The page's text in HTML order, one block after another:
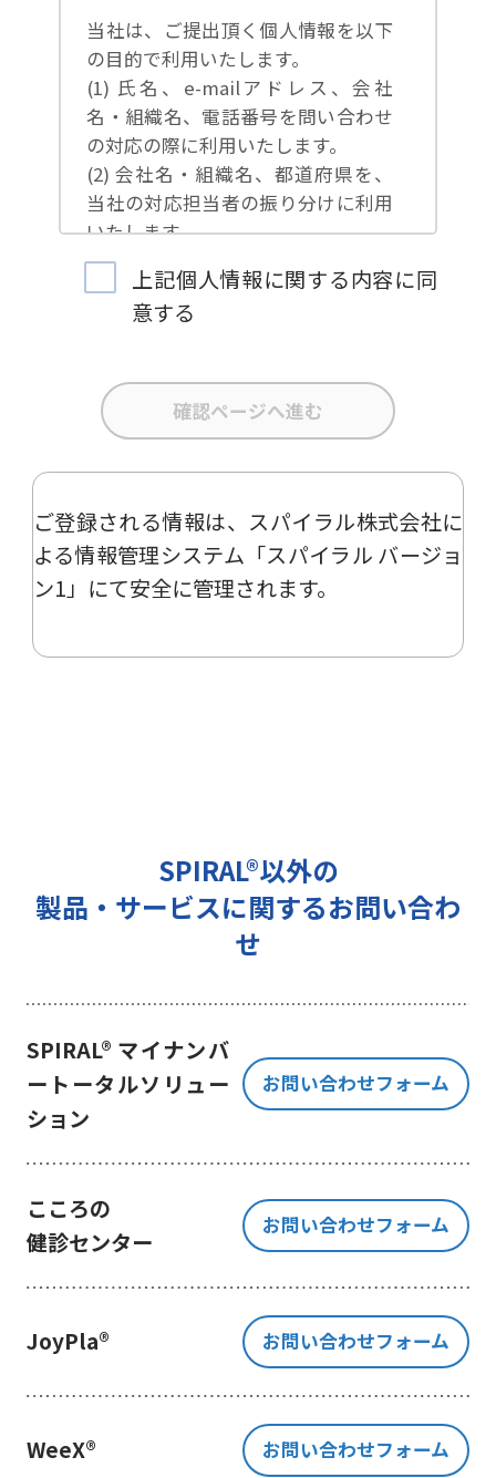
当社は、ご提出頂く個人情報を以下
の目的で利用いたします。
(1) 氏名、e-mailアドレス、会社
名・組織名、電話番号を問い合わせ
の対応の際に利用いたします。
(2) 会社名・組織名、都道府県を、
当社の対応担当者の振り分けに利用
いたします。
(3) お問合せ内容について集計分析
を行い、当社製品・サービスの企画
開発や、販促営業活動の参考にいた
(4) 氏名、e-mailアドレス、会社
名・組織名、電話番号を、当社の製
品・サービスのご案内や当社が独自
ー、イベント、展示会の開催や出展
情報の提供の際に利用いたします。
その他の目的では使用致しません。
2 個人情報の管理について
という）に準拠した適切な保護措置
を講じます。
3 個人情報の第三者提供について
き、ご提出いただく個人情報を、貴
はございません。
但し、お客様から同意をいただいた
場合のみ、日本及びアメリカ合衆国
※Google LLC は日本の個人情報保
護法が適用される個人情報取扱事業
者と同等の体制を整備しています。
詳しくは、11.Google 拡張コンバ
ージョンの利用をご確認ください。
当社が管理する本フォームから取
得した情報とGoogle LLC が管理す
る当社Webサイト閲覧履歴等の情報
を紐づけ、お客様の興味関心に沿っ
た当社サービスに関する広告の配信
上記個人情報に関する内容に同
意する
ご登録される情報は、 スパイラル株式会社に
よる情報管理システム「スパイラル バージョ
ン1」 にて安全に管理されます。
SPIRAL®以外の
製品・サービスに関するお問い合わ
せ
SPIRAL® マイナンバ
ートータルソリュー
ション
お問い合わせフォーム
こころの
健診センター
お問い合わせフォーム
JoyPla® お問い合わせフォーム
WeeX® お問い合わせフォーム